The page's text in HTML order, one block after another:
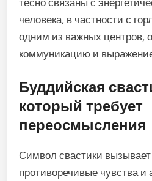
человека, в частности с
одним из важных центров,
коммуникацию и
Буддийская
который требует
переосмысления
Символ свастики
противоречивые чувства